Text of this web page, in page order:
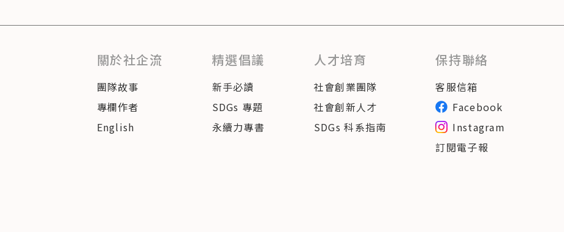
關於社企流
團隊故事
專欄作者
English
精選倡議
新手必讀
SDGs 專題
永續力專書
人才培育
社會創業團隊
社會創新人才
SDGs 科系指南
保持聯絡
客服信箱
Facebook
Instagram
訂閱電子報